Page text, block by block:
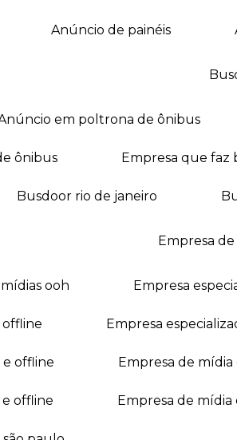
anúncio de painéis
anúncio em poltrona de ônibus
ônibus empresa que
busdoor rio de janeiro
empresa
ooh empresa
offline empresa
e offline empresa de
e offline empresa de